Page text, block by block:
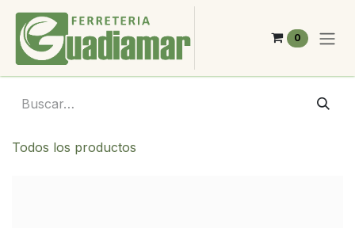
Ir al contenido
0
Todos los productos